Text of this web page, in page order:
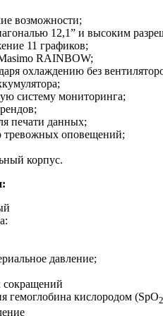
возможности;
12,1” и высоким
11 графиков;
RAINBOW;
охлаждению без
систему мониторинга;
печати данных;
тревожных оповещений;
корпус.
давление;
сокращений
гемоглобина кислородом (SpO2